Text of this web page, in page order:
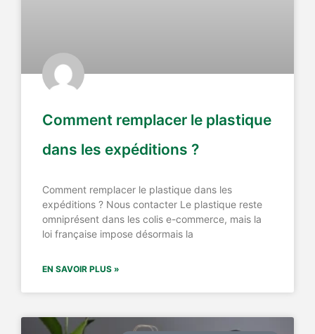
Comment remplacer le plastique
dans les expéditions ?
Comment remplacer le plastique dans les
expéditions ? Nous contacter Le plastique reste
omniprésent dans les colis e-commerce, mais la
loi française impose désormais la
EN SAVOIR PLUS »